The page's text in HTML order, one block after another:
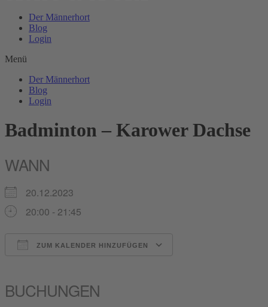
Der Männerhort
Blog
Login
Menü
Der Männerhort
Blog
Login
Badminton – Karower Dachse
WANN
20.12.2023
20:00 - 21:45
ZUM KALENDER HINZUFÜGEN
BUCHUNGEN